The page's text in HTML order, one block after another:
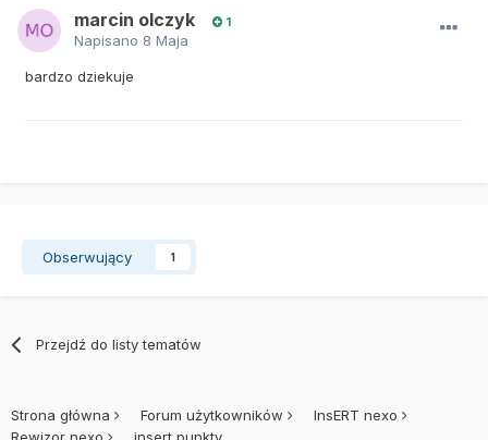
marcin olczyk 1
Napisano 8 Maja
bardzo dziekuje
Obserwujący 1
Przejdź do listy tematów
Strona główna Forum użytkowników
InsERT nexo
Rewizor nexo
insert punkty